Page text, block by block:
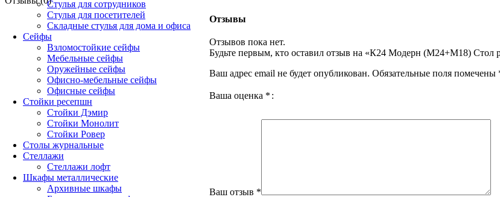
Стулья для сотрудников
Стулья для посетителей
Складные стулья для дома и офиса
Сейфы
Взломостойкие сейфы
Мебельные сейфы
Оружейные сейфы
Офисно-мебельные сейфы
Офисные сейфы
Стойки ресепшн
Стойки Дэмир
Стойки Монолит
Стойки Ровер
Столы журнальные
Стеллажи
Стеллажи лофт
Шкафы металлические
Архивные шкафы
Отзывы
Отзывов пока нет.
Будьте первым, кто оставил отзыв на «К24 Модерн (М24+М18) Стол
Ваш адрес email не будет опубликован. Обязательные поля помечены
Ваша оценка *
Ваш отзыв *